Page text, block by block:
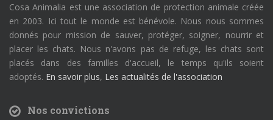
Cosa Animalia est une association de protection animale créée
en 2003. Ici tout le monde est bénévole. Nous nous sommes
donnés pour mission de sauver, protéger, soigner, nourrir et
placer les chats. Nous n'avons pas de refuge, les chats sont
placés dans des familles d'accueil, le temps qu'ils soient
adoptés. En savoir plus, Les actualités de l'association
Nos convictions